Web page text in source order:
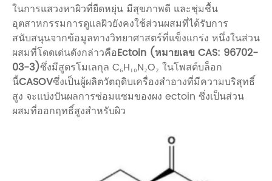
ในการแสวงหาผิวที่ยืดหยุ่น มีสุขภาพดี และชุ่มชื้น
อุตสาหกรรมการดูแลผิวยังคงใช้ส่วนผสมที่ได้รับการ
สนับสนุนจากข้อมูลทางวิทยาศาสตร์ที่แข็งแกร่ง หนึ่งในส่วน
ผสมที่โดดเด่นดังกล่าวคือEctoin (หมายเลข CAS: 96702-
03-3)ซึ่งมีสูตรโมเลกุล C₆H₁₀N₂O₂ ในโพสต์บล็อก
นี้CASOVซึ่งเป็นผู้ผลิตวัตถุดิบเครื่องสำอางที่มีความบริสุทธิ์
สูง จะแบ่งปันผลการซ่อมแซมของผง ectoin ซึ่งเป็นส่วน
ผสมที่ออกฤทธิ์สูงสำหรับผิว